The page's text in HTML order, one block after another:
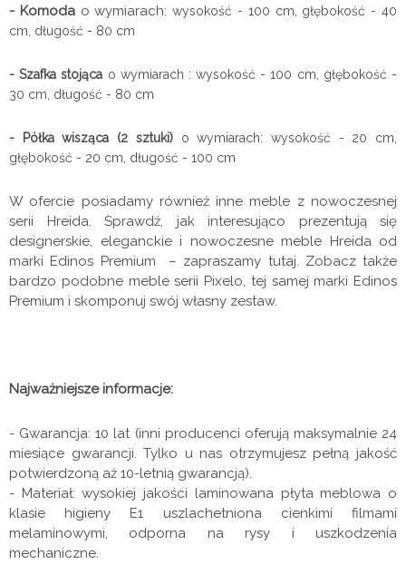
- Komodao wymiarach:wysokość - 100 cm, głębokość - 40
cm, długość - 80 cm
- Szafka stojąca o wymiarach :wysokość - 100 cm, głębokość -
30 cm, długość - 80 cm
- Półka wisząca (2 sztuki)o wymiarach: wysokość - 20 cm,
głębokość - 20 cm, długość - 100 cm
W ofercie posiadamy również inne meble z nowoczesnej
serii Hreida. Sprawdź, jak interesująco prezentują się
designerskie, eleganckie i nowoczesne meble Hreida od
marki Edinos Premium – zapraszamy tutaj. Zobacz także
bardzo podobne meble serii Pixelo, tej samej marki Edinos
Premium i skomponuj swój własny zestaw.
Najważniejsze informacje:
- Gwarancja: 10 lat (inni producenci oferują maksymalnie 24
miesiące gwarancji. Tylko u nas otrzymujesz pełną jakość
potwierdzoną aż 10-letnią gwarancją).
- Materiał: wysokiej jakości laminowana płyta meblowa o
klasie higieny E1 uszlachetniona cienkimi filmami
melaminowymi, odporna na rysy i uszkodzenia
mechaniczne.